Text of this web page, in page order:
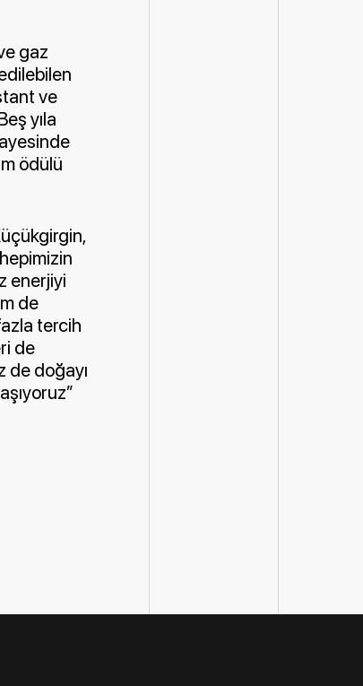
gaz
ve
yıla
ödülü
enerjiyi
de
tercih
de
de doğayı